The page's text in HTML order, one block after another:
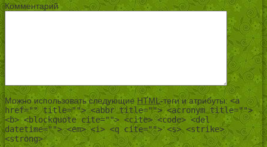
Комментарий
Можно использовать следующие HTML-теги и атрибуты: <a
href="" title=""> <abbr title=""> <acronym title="">
<b> <blockquote cite=""> <cite> <code> <del
datetime=""> <em> <i> <q cite=""> <s> <strike>
<strong>